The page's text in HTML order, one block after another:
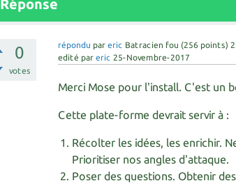
Réponse
0
votes
répondu pareric Batracien fou (256 points)
edité pareric 25-Novembre-2017
Merci Mose pour l'install. C'est un
Cette plate-forme devrait servir à :
Récolter les idées, les enrichir.
Prioritiser nos angles d'attaque.
Poser des questions. Obtenir